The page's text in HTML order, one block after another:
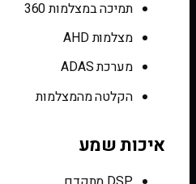
תמיכה במצלמות 360
מצלמות AHD
מערכת ADAS
הקלטה מהמצלמות
איכות שמע